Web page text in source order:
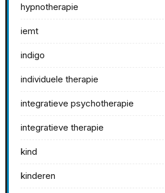
hypnotherapie
iemt
indigo
individuele therapie
integratieve psychotherapie
integratieve therapie
kind
kinderen